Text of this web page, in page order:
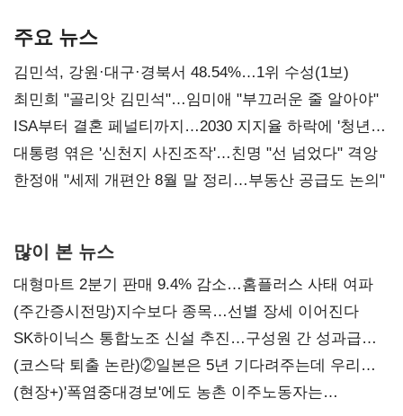
주요 뉴스
김민석, 강원·대구·경북서 48.54%…1위 수성(1보)
최민희 "골리앗 김민석"…임미애 "부끄러운 줄 알아야"
ISA부터 결혼 페널티까지…2030 지지율 하락에 '청년
챙기기'
대통령 엮은 '신천지 사진조작'…친명 "선 넘었다" 격앙
한정애 "세제 개편안 8월 말 정리…부동산 공급도 논의"
많이 본 뉴스
대형마트 2분기 판매 9.4% 감소…홈플러스 사태 여파
(주간증시전망)지수보다 종목…선별 장세 이어진다
SK하이닉스 통합노조 신설 추진…구성원 간 성과급
불만 확산
(코스닥 퇴출 논란)②일본은 5년 기다려주는데 우리는
당장 퇴출?…시간만으론 부족한 코스닥 구하기
(현장+)'폭염중대경보'에도 농촌 이주노동자는